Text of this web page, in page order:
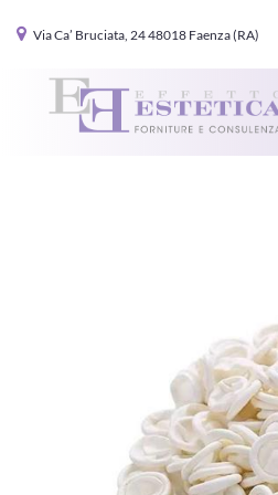
Via Ca’ Bruciata, 24 48018 Faenza (RA)